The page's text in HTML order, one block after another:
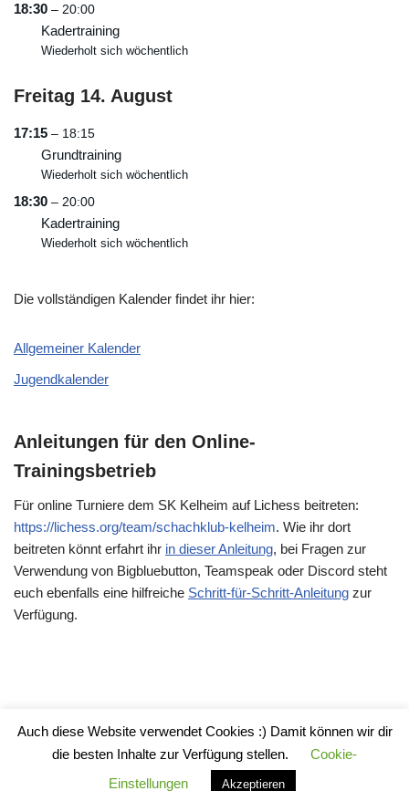
18:30 – 20:00
Kadertraining
Wiederholt sich wöchentlich
Freitag 14. August
17:15 – 18:15
Grundtraining
Wiederholt sich wöchentlich
18:30 – 20:00
Kadertraining
Wiederholt sich wöchentlich
Die vollständigen Kalender findet ihr hier:
Allgemeiner Kalender
Jugendkalender
Anleitungen für den Online-
Trainingsbetrieb
Für online Turniere dem SK Kelheim auf Lichess beitreten:
https://lichess.org/team/schachklub-kelheim. Wie ihr dort
beitreten könnt erfahrt ihr in dieser Anleitung, bei Fragen zur
Verwendung von Bigbluebutton, Teamspeak oder Discord steht
euch ebenfalls eine hilfreiche Schritt-für-Schritt-Anleitung zur
Verfügung.
Impressum
Datenschutzerklärung
Auch diese Website verwendet Cookies :) Damit können wir dir
die besten Inhalte zur Verfügung stellen.
Cookie-
Einstellungen
Akzeptieren